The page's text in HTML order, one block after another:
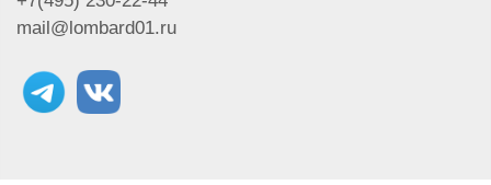
mail@lombard01.ru